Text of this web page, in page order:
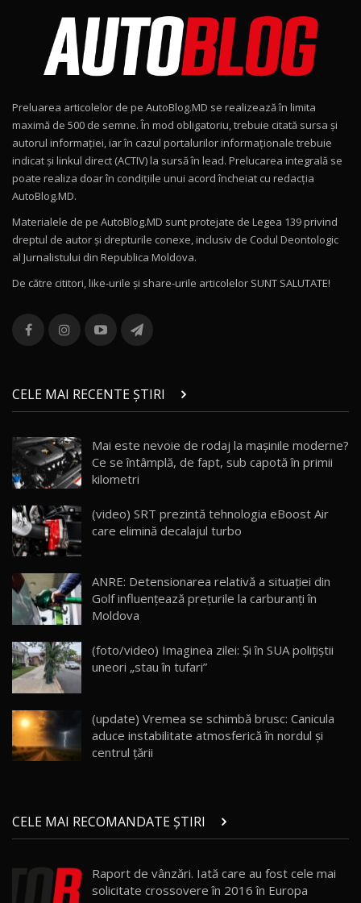
15:08
Noul Geely EX2 / Test Drive AutoBlog.MD
15:22
Mercedes-AMG E 53 HYBRID 4MATIC+ / Test
Drive AutoBlog.MD
16:27
11
Noul Volvo ES90 / Test Drive AutoBlog.MD
12
Noul MG HS / Test Drive AutoBlog.MD
16:48
13
combină aventura cu luxul / AutoBlog.MD
36:08
chinez care face lumea să se întoarcă după el
/ AutoBlog.MD
17:27
15 14:37
16
AutoBlogMD
13:10
17 20:06
30:08
AutoBlog.MD
23:36
20
Noul ZEEKR 7X / Test Drive AutoBlog.MD
29:08
21
Micul BYD Dolphin Surf / Test Drive
AutoBlog.MD
16:59
Noua Mazda 6e / Test Drive AutoBlog.MD
26:59
Preluarea articolelor de pe AutoBlog.MD se realizează în limita
maximă de 500 de semne. În mod obligatoriu, trebuie citată sursa și
autorul informației, iar în cazul portalurilor informaționale trebuie
indicat și linkul direct (ACTIV) la sursă în lead. Prelucarea integrală se
poate realiza doar în condițiile unui acord încheiat cu redacţia
AutoBlog.MD.
Materialele de pe AutoBlog.MD sunt protejate de Legea 139 privind
dreptul de autor și drepturile conexe, inclusiv de Codul Deontologic
al Jurnalistului din Republica Moldova.
De către cititori, like-urile şi share-urile articolelor SUNT SALUTATE!
CELE MAI RECENTE ȘTIRI
Mai este nevoie de rodaj la mașinile moderne?
Ce se întâmplă, de fapt, sub capotă în primii
kilometri
(video) SRT prezintă tehnologia eBoost Air
care elimină decalajul turbo
ANRE: Detensionarea relativă a situației din
Golf influențează prețurile la carburanți în
Moldova
(foto/video) Imaginea zilei: Și în SUA polițiștii
uneori „stau în tufari”
(update) Vremea se schimbă brusc: Canicula
aduce instabilitate atmosferică în nordul și
centrul țării
CELE MAI RECOMANDATE ȘTIRI
Raport de vânzări. Iată care au fost cele mai
solicitate crossovere în 2016 în Europa